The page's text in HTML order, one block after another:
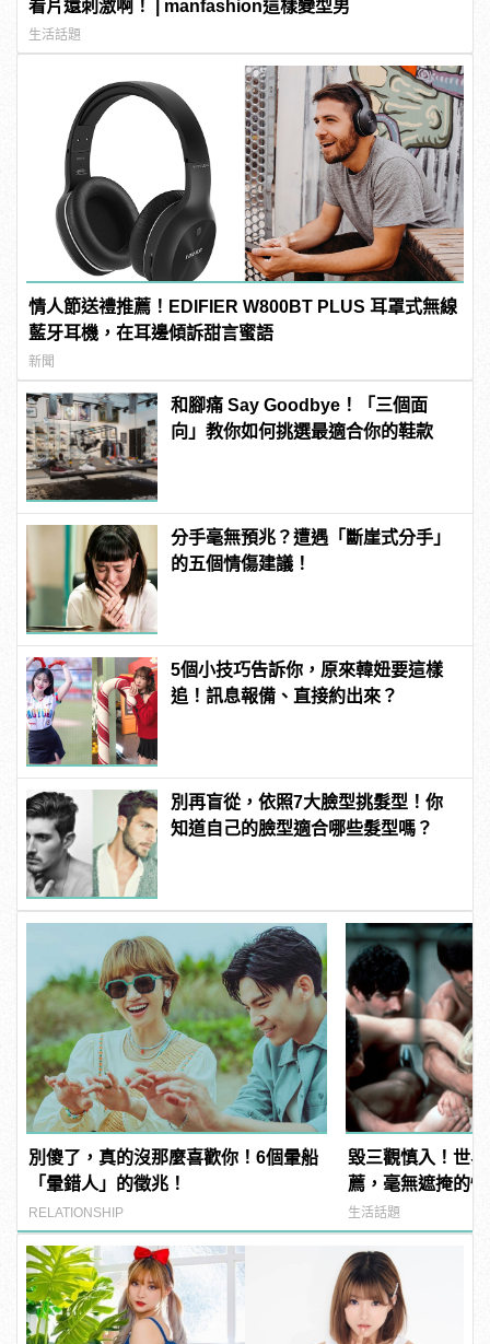
看片還刺激啊！ | manfashion這樣變型男
生活話題
情人節送禮推薦！EDIFIER W800BT PLUS 耳罩式無線
藍牙耳機，在耳邊傾訴甜言蜜語
新聞
和腳痛 Say Goodbye！「三個面
向」教你如何挑選最適合你的鞋款
分手毫無預兆？遭遇「斷崖式分手」
的五個情傷建議！
5個小技巧告訴你，原來韓妞要這樣
追！訊息報備、直接約出來？
別再盲從，依照7大臉型挑髮型！你
知道自己的臉型適合哪些髮型嗎？
別傻了，真的沒那麼喜歡你！6個暈船
「暈錯人」的徵兆！
RELATIONSHIP
毀三觀慎入！世
薦，毫無遮掩的
噁心到極致！ |
男
生活話題